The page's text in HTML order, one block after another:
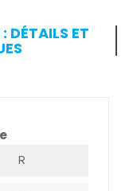
DÉTAILS ET
R